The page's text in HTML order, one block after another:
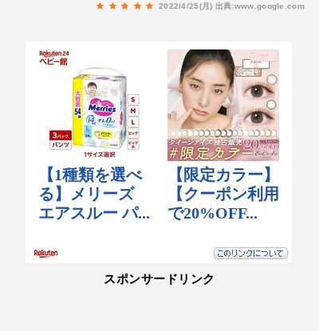
2022/4/25(月) 出典:www.google.com
スポンサードリンク